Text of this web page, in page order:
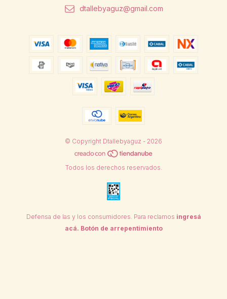
dtallebyaguz@gmail.com
© Copyright Dtallebyaguz - 2026
Todos los derechos reservados.
Defensa de las y los consumidores. Para reclamos ingresá
acá. Botón de arrepentimiento